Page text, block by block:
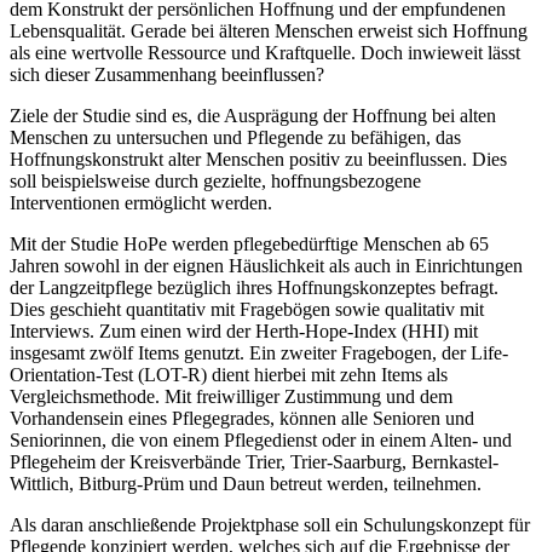
dem Konstrukt der persönlichen Hoffnung und der empfundenen
Lebensqualität. Gerade bei älteren Menschen erweist sich Hoffnung
als eine wertvolle Ressource und Kraftquelle. Doch inwieweit lässt
sich dieser Zusammenhang beeinflussen?
Ziele der Studie sind es, die Ausprägung der Hoffnung bei alten
Menschen zu untersuchen und Pflegende zu befähigen, das
Hoffnungskonstrukt alter Menschen positiv zu beeinflussen. Dies
soll beispielsweise durch gezielte, hoffnungsbezogene
Interventionen ermöglicht werden.
Mit der Studie HoPe werden pflegebedürftige Menschen ab 65
Jahren sowohl in der eignen Häuslichkeit als auch in Einrichtungen
der Langzeitpflege bezüglich ihres Hoffnungskonzeptes befragt.
Dies geschieht quantitativ mit Fragebögen sowie qualitativ mit
Interviews. Zum einen wird der Herth-Hope-Index (HHI) mit
insgesamt zwölf Items genutzt. Ein zweiter Fragebogen, der Life-
Orientation-Test (LOT-R) dient hierbei mit zehn Items als
Vergleichsmethode. Mit freiwilliger Zustimmung und dem
Vorhandensein eines Pflegegrades, können alle Senioren und
Seniorinnen, die von einem Pflegedienst oder in einem Alten- und
Pflegeheim der Kreisverbände Trier, Trier-Saarburg, Bernkastel-
Wittlich, Bitburg-Prüm und Daun betreut werden, teilnehmen.
Als daran anschließende Projektphase soll ein Schulungskonzept für
Pflegende konzipiert werden, welches sich auf die Ergebnisse der